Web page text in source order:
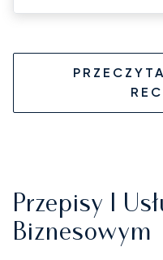
Przepisy I
Biznesowym